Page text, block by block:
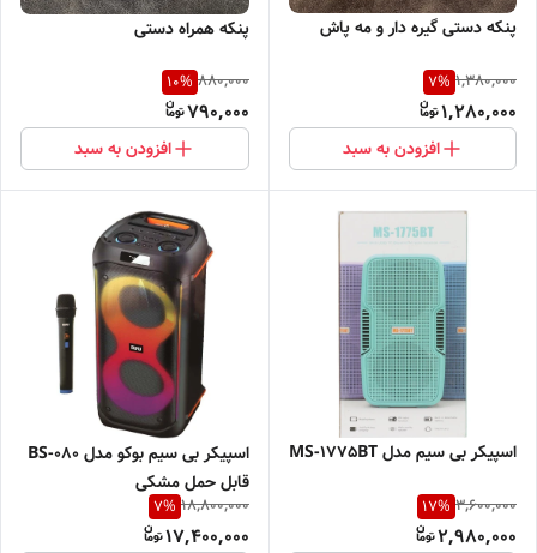
پنکه دستی گیره دار و مه پاش
1,380,000
7%
1,280,000
افزودن به سبد
پنکه همراه دستی
880,000
10%
790,000
افزودن به سبد
اسپیکر بی سیم مدل MS-1775BT
3,600,000
17%
2,980,000
اسپیکر بی سیم بوکو مدل BS-080
قابل حمل مشکی
18,800,000
7%
17,400,000